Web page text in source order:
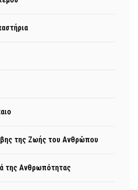
της Ζωής του Ανθρώπου
της Ανθρωπότητας